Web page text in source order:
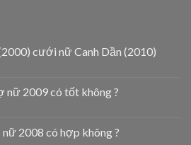
cưới nữ Canh Dần (2010)
nữ 2009 có tốt không ?
2008 có hợp không ?